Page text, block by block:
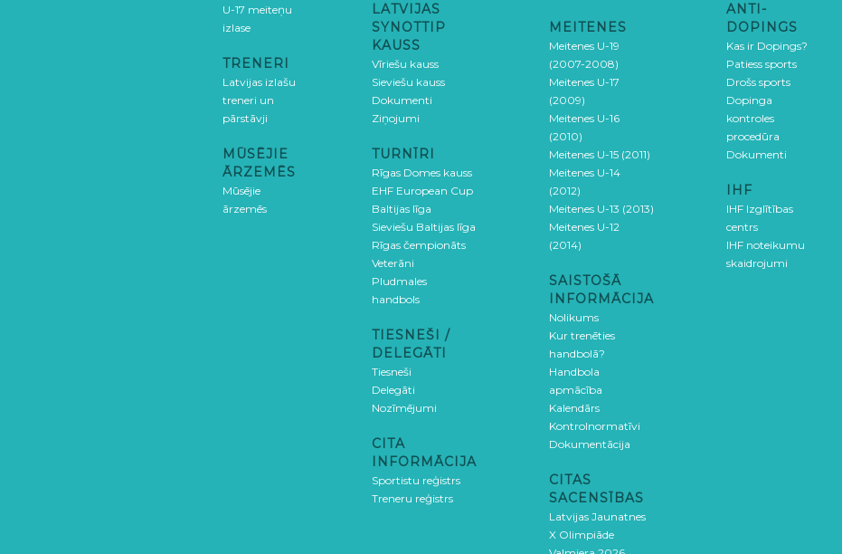
U-17 meiteņu
izlase
TRENERI
Latvijas izlašu
treneri un
pārstāvji
MŪSĒJIE
ĀRZEMĒS
Mūsējie
ārzemēs
LATVIJAS
SYNOTTIP
KAUSS
Vīriešu kauss
Sieviešu kauss
Dokumenti
Ziņojumi
TURNĪRI
Rīgas Domes kauss
EHF European Cup
Baltijas līga
Sieviešu Baltijas līga
Rīgas čempionāts
Veterāni
Pludmales
handbols
TIESNEŠI /
DELEGĀTI
Tiesneši
Delegāti
Nozīmējumi
CITA
INFORMĀCIJA
Sportistu reģistrs
Treneru reģistrs
MEITENES
Meitenes U-19
(2007-2008)
Meitenes U-17
(2009)
Meitenes U-16
(2010)
Meitenes U-15 (2011)
Meitenes U-14
(2012)
Meitenes U-13 (2013)
Meitenes U-12
(2014)
SAISTOŠĀ
INFORMĀCIJA
Nolikums
Kur trenēties
handbolā?
Handbola
apmācība
Kalendārs
Kontrolnormatīvi
Dokumentācija
CITAS
SACENSĪBAS
Latvijas Jaunatnes
X Olimpiāde
ANTI-
DOPINGS
Kas ir Dopings?
Patiess sports
Drošs sports
Dopinga
kontroles
procedūra
Dokumenti
IHF
IHF Izglītības
centrs
IHF noteikumu
skaidrojumi